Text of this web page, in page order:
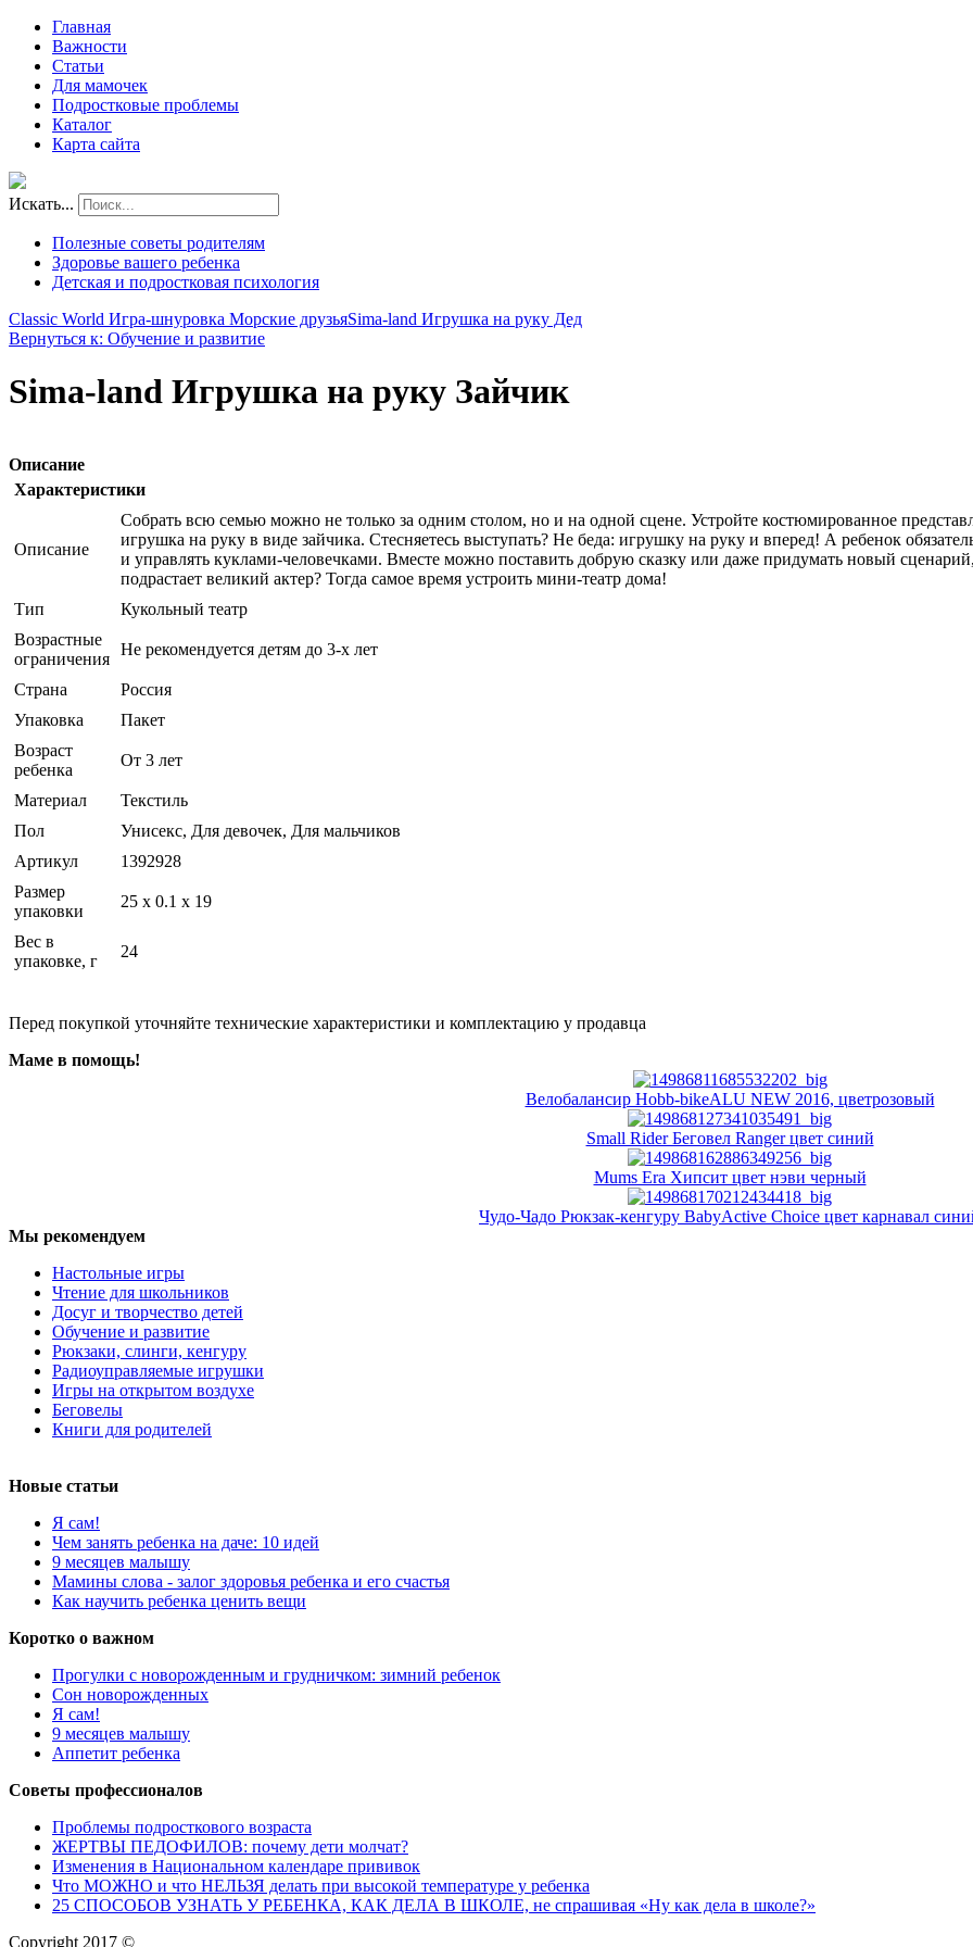
Главная
Важности
Статьи
Для мамочек
Подростковые проблемы
Каталог
Карта сайта
Искать...
Полезные советы родителям
Здоровье вашего ребенка
Детская и подростковая психология
Classic World Игра-шнуровка Морские друзьяSima-land Игрушка на руку Дед
Вернуться к: Обучение и развитие
Sima-land Игрушка на руку Зайчик
Описание
Характеристики
Описание
Собрать всю семью можно не только за одним столом, но и на одной сцене. Устройте костюмированное
игрушка на руку в виде зайчика. Стесняетесь выступать? Не беда: игрушку на руку и вперед! А ребенок
и управлять куклами-человечками. Вместе можно поставить добрую сказку или даже придумать новый
подрастает великий актер? Тогда самое время устроить мини-театр дома!
Тип
Кукольный театр
Возрастные
ограничения
Не рекомендуется детям до 3-х лет
Страна
Россия
Упаковка
Пакет
Возраст
ребенка
От 3 лет
Материал
Текстиль
Пол
Унисекс, Для девочек, Для мальчиков
Артикул
1392928
Размер
упаковки
25 x 0.1 x 19
Вес в
упаковке, г
24
Перед покупкой уточняйте технические характеристики и комплектацию у продавца
Маме в помощь!
Велобалансир Hobb-bikeALU NEW 2016, цветрозовый
Small Rider Беговел Ranger цвет синий
Mums Era Хипсит цвет нэви черный
Чудо-Чадо Рюкзак-кенгуру BabyActive Choice цвет карнавал
Мы рекомендуем
Настольные игры
Чтение для школьников
Досуг и творчество детей
Обучение и развитие
Рюкзаки, слинги, кенгуру
Радиоуправляемые игрушки
Игры на открытом воздухе
Беговелы
Книги для родителей
Новые статьи
Я сам!
Чем занять ребенка на даче: 10 идей
9 месяцев малышу
Мамины слова - залог здоровья ребенка и его счастья
Как научить ребенка ценить вещи
Коротко о важном
Прогулки с новорожденным и грудничком: зимний ребенок
Сон новорожденных
Я сам!
9 месяцев малышу
Аппетит ребенка
Советы профессионалов
Проблемы подросткового возраста
ЖЕРТВЫ ПЕДОФИЛОВ: почему дети молчат?
Изменения в Национальном календаре прививок
Что МОЖНО и что НЕЛЬЗЯ делать при высокой температуре у ребенка
25 СПОСОБОВ УЗНАТЬ У РЕБЕНКА, КАК ДЕЛА В ШКОЛЕ, не спрашивая «Ну как дела в школе?»
Copyright 2017 ©